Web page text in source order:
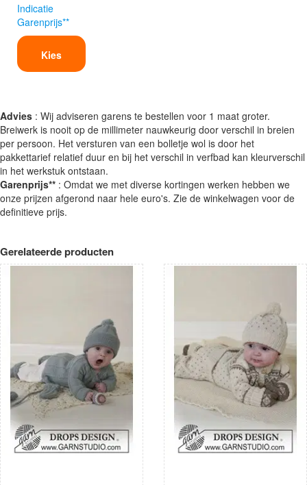
Indicatie
Garenprijs**
Kies
Advies : Wij adviseren garens te bestellen voor 1 maat groter.
Breiwerk is nooit op de millimeter nauwkeurig door verschil in breien
per persoon. Het versturen van een bolletje wol is door het
pakkettarief relatief duur en bij het verschil in verfbad kan kleurverschil
in het werkstuk ontstaan.
Garenprijs** : Omdat we met diverse kortingen werken hebben we
onze prijzen afgerond naar hele euro's. Zie de winkelwagen voor de
definitieve prijs.
Gerelateerde producten